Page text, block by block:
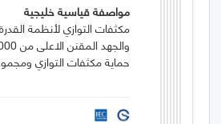
مواصفة قياسية خليجية
مكثفات التوازي لأنظمة القدرة
حماية مكثفات التوازي